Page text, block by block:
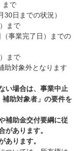
で
日までの状況）
まで
事業完了日）までの
まで
対象外となります
い場合は、事業中止
助対象者」の要件を
補助金交付要綱に従
があります。
あります。